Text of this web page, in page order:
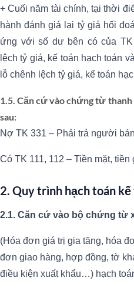
+ Cuối năm tài chính, tại thời
hành đánh giá lại tỷ giá hối
ứng với số dư bên có của
lệch tỷ giá, kế toán hạch toán
lỗ chênh lệch tỷ giá, kế toán
1.5. Căn cứ vào chứng từ
sau:
Nợ TK 331 – Phải trả người bán
Có TK 111, 112 – Tiền mặt,
2. Quy trình hạch toán
2.1. Căn cứ vào bộ chứng từ
(Hóa đơn giá trị gia tăng, hóa
đơn giao hàng, hợp đồng, tờ
điều kiện xuất khẩu…) hạch